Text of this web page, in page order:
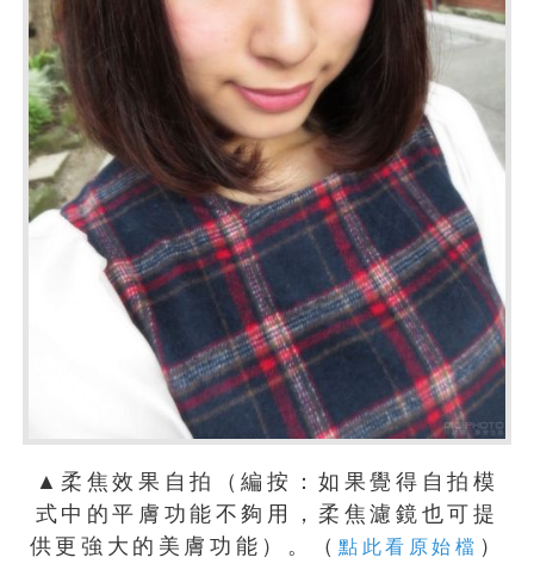
▲柔焦效果自拍（編按：如果覺得自拍模
式中的平膚功能不夠用，柔焦濾鏡也可提
供更強大的美膚功能）。（ 點此看原始檔 ）